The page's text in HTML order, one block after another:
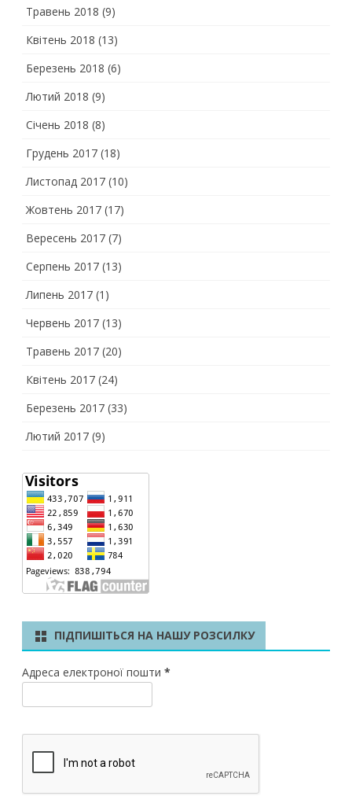
Травень 2018 (9)
Квітень 2018 (13)
Березень 2018 (6)
Лютий 2018 (9)
Січень 2018 (8)
Грудень 2017 (18)
Листопад 2017 (10)
Жовтень 2017 (17)
Вересень 2017 (7)
Серпень 2017 (13)
Липень 2017 (1)
Червень 2017 (13)
Травень 2017 (20)
Квітень 2017 (24)
Березень 2017 (33)
Лютий 2017 (9)
ПІДПИШІТЬСЯ НА НАШУ РОЗСИЛКУ
Адреса електроної пошти *